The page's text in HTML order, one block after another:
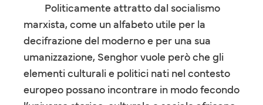
Politicamente attratto dal socialismo
marxista, come un alfabeto utile per la
decifrazione del moderno e per una sua
umanizzazione, Senghor vuole però che gli
elementi culturali e politici nati nel contesto
europeo possano incontrare in modo fecondo